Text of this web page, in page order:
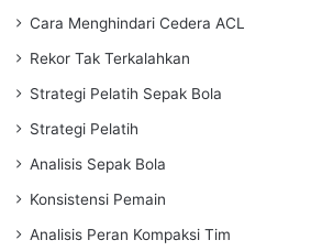
Cara Menghindari Cedera ACL
Rekor Tak Terkalahkan
Strategi Pelatih Sepak Bola
Strategi Pelatih
Analisis Sepak Bola
Konsistensi Pemain
Analisis Peran Kompaksi Tim